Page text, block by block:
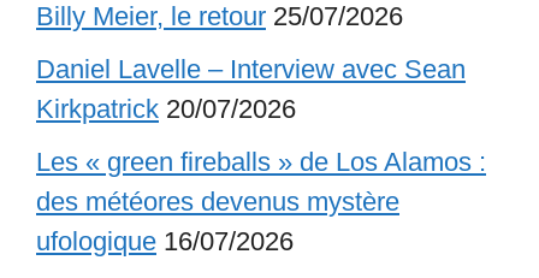
Billy Meier, le retour 25/07/2026
Daniel Lavelle – Interview avec Sean
Kirkpatrick 20/07/2026
Les « green fireballs » de Los Alamos :
des météores devenus mystère
ufologique 16/07/2026